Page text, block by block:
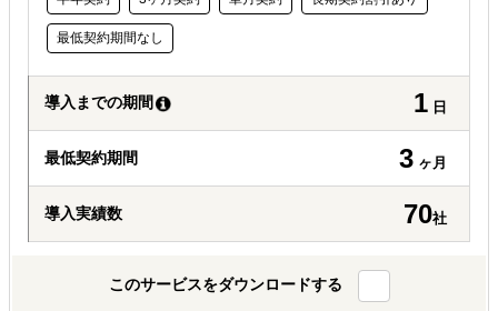
最低契約期間なし
導入までの期間 1 日
最低契約期間 3 ヶ月
導入実績数 70社
このサービスをダウンロードする